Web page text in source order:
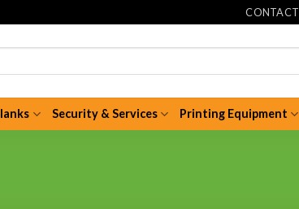
CONTACT
Security & Services Printing Equipment